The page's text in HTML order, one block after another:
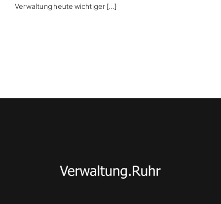
Verwaltung heute wichtiger [...]